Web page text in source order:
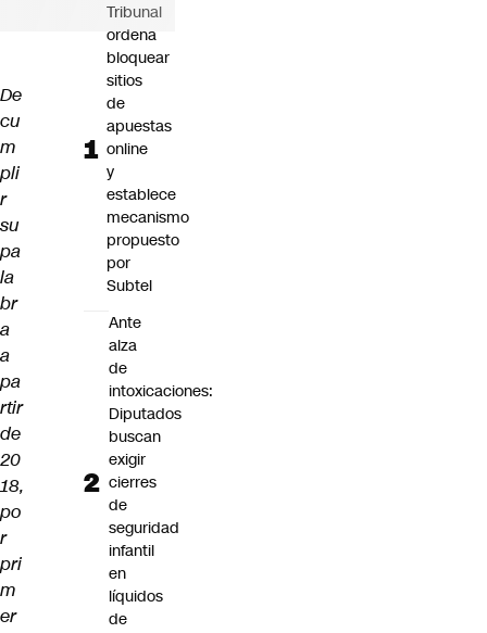
De
cu
m
pli
r
su
pa
la
br
a
a
pa
rtir
de
20
18,
po
r
pri
m
er
Tribunal
ordena
bloquear
sitios
de
apuestas
online
y
establece
mecanismo
propuesto
por
Subtel
Ante
alza
de
intoxicaciones:
Diputados
buscan
exigir
cierres
de
seguridad
infantil
en
líquidos
de